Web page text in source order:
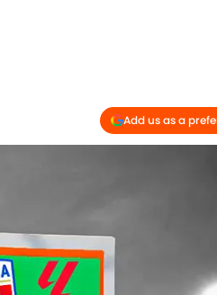
Add us as a